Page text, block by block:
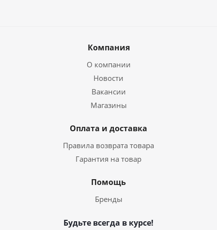
Компания
О компании
Новости
Вакансии
Магазины
Оплата и доставка
Правила возврата товара
Гарантия на товар
Помощь
Бренды
Будьте всегда в курсе!